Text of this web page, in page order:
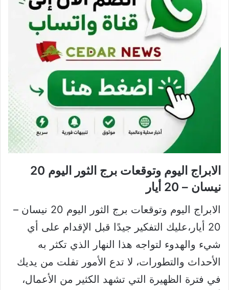
الابراج اليوم وتوقعات برج الثور اليوم 20
نيسان – 20 أيار
الابراج اليوم وتوقعات برج الثور اليوم 20 نيسان –
20 أيار،عليك التفكير جيدًا قبل الإقدام على أي
شيء والهدوء لتواجه هذا النهار الذي تكثر به
الأحداث والتطورات، لا تدع الأمور تفلت من يديك
في فترة الظهيرة التي تشهد الكثير من الأعمال،